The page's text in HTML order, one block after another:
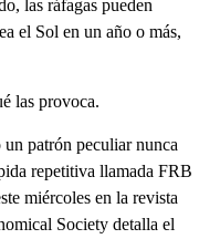
las ráfagas pueden
el Sol en un año o más,
las provoca.
patrón peculiar nunca
repetitiva llamada FRB
miércoles en la revista
Society detalla el